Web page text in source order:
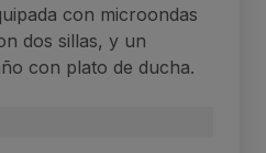
con microondas
dos sillas, y un
con plato de ducha.